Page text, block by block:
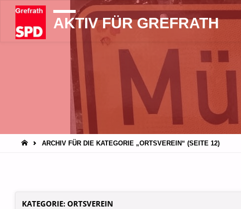
AKTIV FÜR GREFRATH
STARTARCHIV FÜR DIE KATEGORIE „ORTSVEREIN“ (SEITE 12)
KATEGORIE: ORTSVEREIN